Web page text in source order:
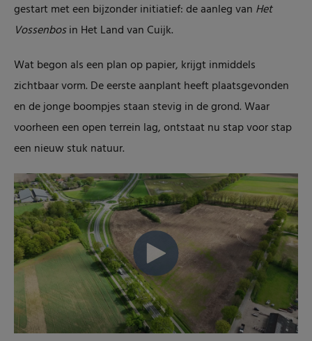
gestart met een bijzonder initiatief: de aanleg van Het
Vossenbosin Het Land van Cuijk.
Wat begon als een plan op papier, krijgt inmiddels
zichtbaar vorm. De eerste aanplant heeft plaatsgevonden
en de jonge boompjes staan stevig in de grond. Waar
voorheen een open terrein lag, ontstaat nu stap voor stap
een nieuw stuk natuur.